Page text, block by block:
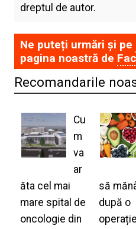
dreptul de autor.
Ne puteți urmări și pe
pagina noastră de
Recomandarile
Cu
m
va
ar
ăta cel mai
mare spital de
oncologie din
să
după o